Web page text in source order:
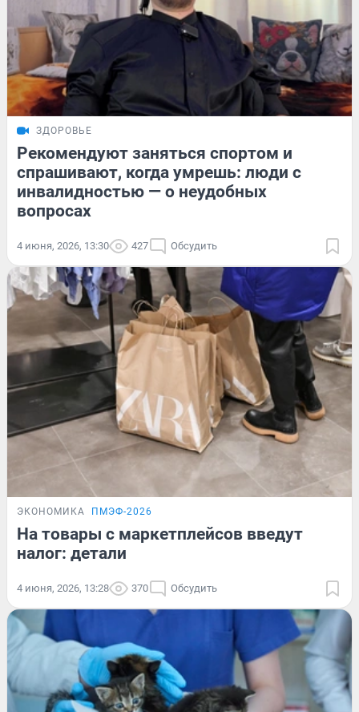
ЗДОРОВЬЕ
Рекомендуют заняться спортом и
спрашивают, когда умрешь: люди с
инвалидностью — о неудобных
вопросах
4 июня, 2026, 13:30 427 Обсудить
ЭКОНОМИКА ПМЭФ-2026
На товары с маркетплейсов введут
налог: детали
4 июня, 2026, 13:28 370 Обсудить